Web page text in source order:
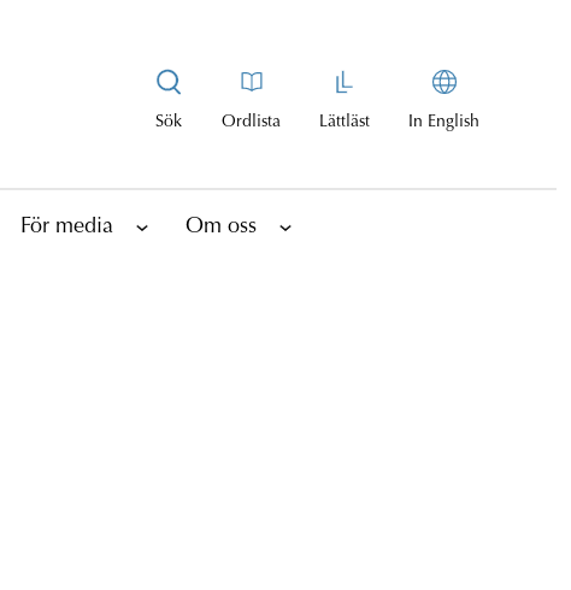
Sök Ordlista Lättläst In English
För media Om oss